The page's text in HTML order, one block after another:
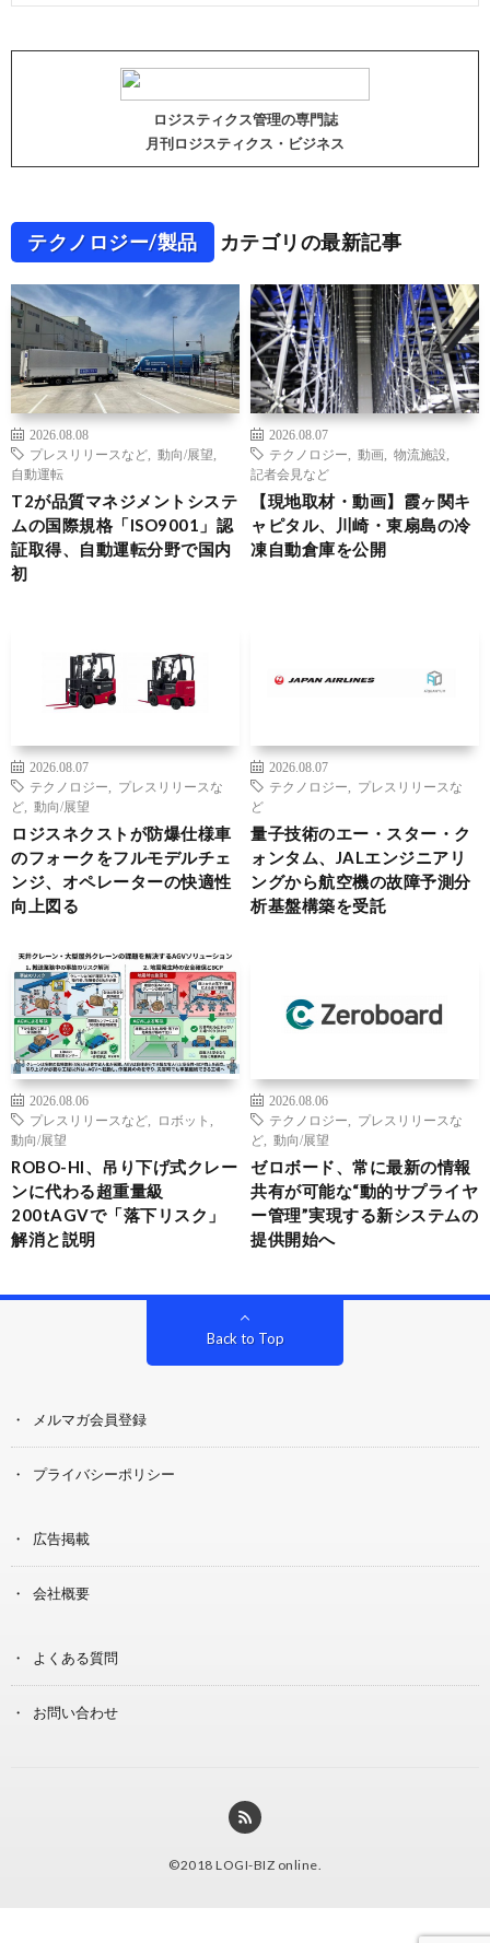
ロジスティクス管理の専門誌
月刊ロジスティクス・ビジネス
テクノロジー/製品 カテゴリの最新記事
2026.08.08
プレスリリースなど
動向/展望
自動運転
T2が品質マネジメントシステ
ムの国際規格「ISO9001」認
証取得、自動運転分野で国内
初
2026.08.07
テクノロジー
動画 物流施設
記者会見など
【現地取材・動画】霞ヶ関キ
ャピタル、川崎・東扇島の冷
凍自動倉庫を公開
2026.08.07
テクノロジー
プレスリリースな
ど
動向/展望
ロジスネクストが防爆仕様車
のフォークをフルモデルチェ
ンジ、オペレーターの快適性
向上図る
2026.08.07
テクノロジー
プレスリリースな
ど
量子技術のエー・スター・ク
ォンタム、JALエンジニアリ
ングから航空機の故障予測分
析基盤構築を受託
2026.08.06
プレスリリースなど
ロボット
動向/展望
ROBO-HI、吊り下げ式クレー
ンに代わる超重量級
200tAGVで「落下リスク」
解消と説明
2026.08.06
テクノロジー
プレスリリースな
ど
動向/展望
ゼロボード、常に最新の情報
共有が可能な“動的サプライヤ
ー管理”実現する新システムの
提供開始へ
Back to Top
メルマガ会員登録
プライバシーポリシー
広告掲載
会社概要
よくある質問
お問い合わせ
©2018 LOGI-BIZ online